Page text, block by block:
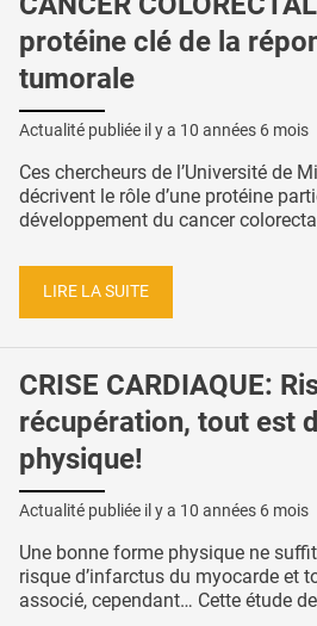
protéine clé de la
tumorale
Actualité publiée il y a 10 années 6 mois
Ces chercheurs de l’Université de
décrivent le rôle d’une protéine
développement du cancer
LIRE LA SUITE
CRISE CARDIAQUE:
récupération, tout est
physique!
Actualité publiée il y a 10 années 6 mois
Une bonne forme physique ne
risque d’infarctus du myocarde et
associé, cependant… Cette étude